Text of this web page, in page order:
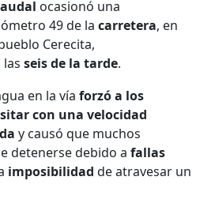
ocasionó una
49 de lacarretera, en
Cerecita,
seis de la tarde.
en la vía forzó a los
con una velocidad
y causó que muchos
detenerse debido a fallas
imposibilidadde atravesar un